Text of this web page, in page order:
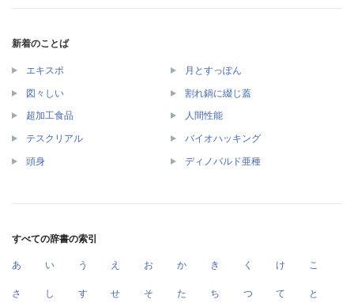
新着のことば
エキスポ 月とすっぽん
図々しい 割れ鍋に綴じ蓋
超加工食品 人間性能
テスクリアル バイオハッキング
頭身 ディノバルド亜種
すべての辞書の索引
あ い う え お か き く け こ
さ し す せ そ た ち つ て と